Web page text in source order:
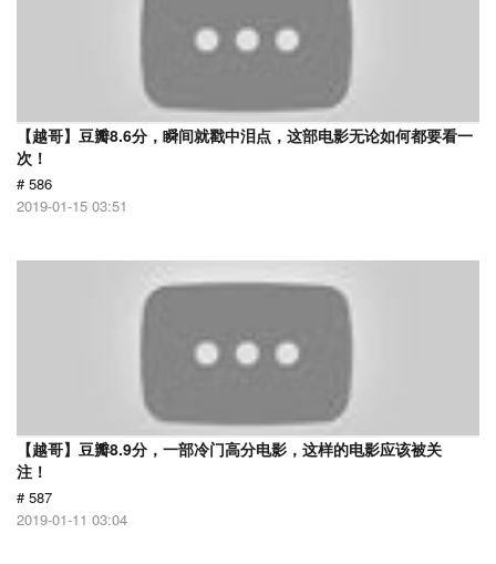
【越哥】豆瓣8.6分，瞬间就戳中泪点，这部电影无论如何都要看一
次！
# 586
2019-01-15 03:51
【越哥】豆瓣8.9分，一部冷门高分电影，这样的电影应该被关
注！
# 587
2019-01-11 03:04